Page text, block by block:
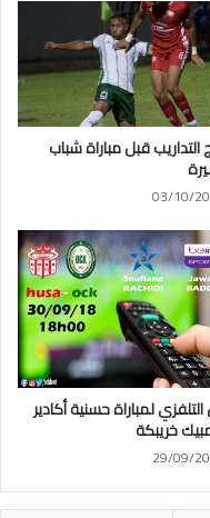
التداريب قبل مباراة شباب
03/10/
لمباراة حسنية أكادير
خريبكة
29/09/